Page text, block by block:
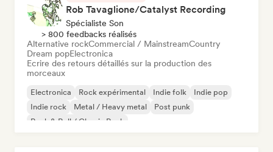
Rob Tavaglione/Catalyst Recording
Spécialiste Son
> 800 feedbacks réalisés
Alternative rockCommercial / MainstreamCountry
Dream popElectronica
Ecrire des retours détaillés sur la production des
morceaux
Electronica Rock expérimental Indie folk
Indie pop
Indie rock
Metal / Heavy metal
Post punk
Rock & Roll / Classic Rock